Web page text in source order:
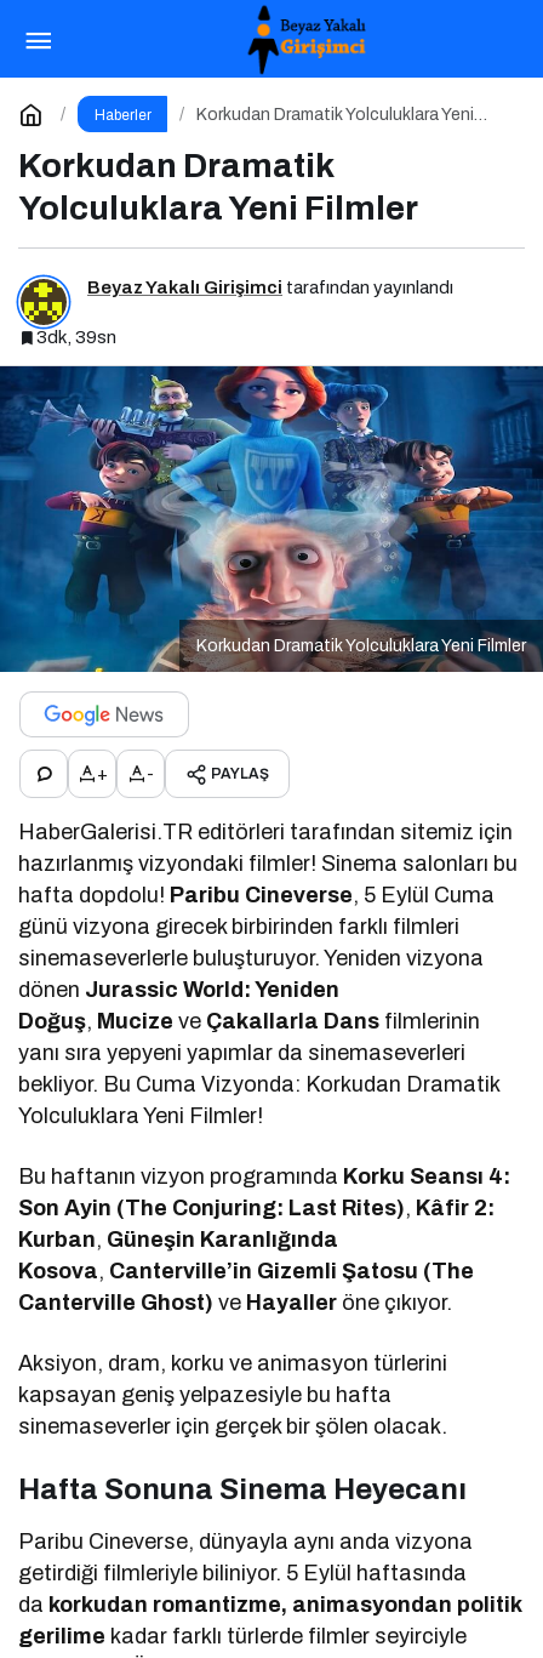
Haberler
Korkudan Dramatik Yolculuklara Yeni
Korkudan Dramatik
Yolculuklara Yeni Filmler
Beyaz Yakalı Girişimci tarafından yayınlandı
3dk, 39sn
Korkudan Dramatik Yolculuklara Yeni Filmler
+ - PAYLAŞ
HaberGalerisi.TR editörleri tarafından sitemiz için
hazırlanmış vizyondaki filmler! Sinema salonları bu
hafta dopdolu! Paribu Cineverse, 5 Eylül Cuma
günü vizyona girecek birbirinden farklı filmleri
sinemaseverlerle buluşturuyor. Yeniden vizyona
dönen Jurassic World: Yeniden
Doğuş, Mucize ve Çakallarla Dans filmlerinin
yanı sıra yepyeni yapımlar da sinemaseverleri
bekliyor. Bu Cuma Vizyonda: Korkudan Dramatik
Yolculuklara Yeni Filmler!
Bu haftanın vizyon programında Korku Seansı 4:
Son Ayin (The Conjuring: Last Rites), Kâfir 2:
Kurban, Güneşin Karanlığında
Kosova, Canterville’in Gizemli Şatosu (The
Canterville Ghost) ve Hayaller öne çıkıyor.
Aksiyon, dram, korku ve animasyon türlerini
kapsayan geniş yelpazesiyle bu hafta
sinemaseverler için gerçek bir şölen olacak.
Hafta Sonuna Sinema Heyecanı
Paribu Cineverse, dünyayla aynı anda vizyona
getirdiği filmleriyle biliniyor. 5 Eylül haftasında
da korkudan romantizme, animasyondan politik
gerilime kadar farklı türlerde filmler seyirciyle
Fenerbahçe Evinde Kocaelispor’u Ağırlıyor
Yorum Yap